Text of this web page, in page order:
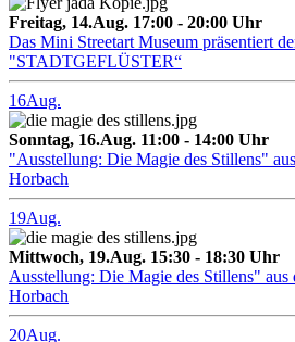
Freitag, 14.Aug. 17:00 - 20:00 Uhr
Das Mini Streetart Museum präsentiert
"STADTGEFLÜSTER“
16Aug.
Sonntag, 16.Aug. 11:00 - 14:00 Uhr
"Ausstellung: Die Magie des Stillens"
Horbach
19Aug.
Mittwoch, 19.Aug. 15:30 - 18:30 Uhr
Ausstellung: Die Magie des Stillens" aus
Horbach
20Aug.